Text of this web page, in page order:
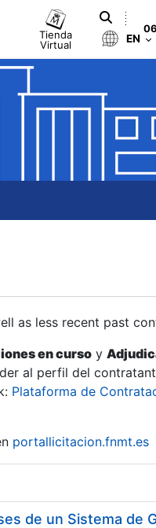
Tienda
Virtual
EN
as less recent past
en curso y
al perfil del
Plataforma de
portallicitacion.fnmt.es